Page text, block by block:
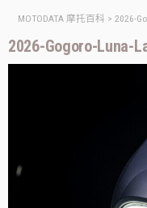
MOTODATA 摩托百科 > 2026-
2026-Gogoro-Luna-